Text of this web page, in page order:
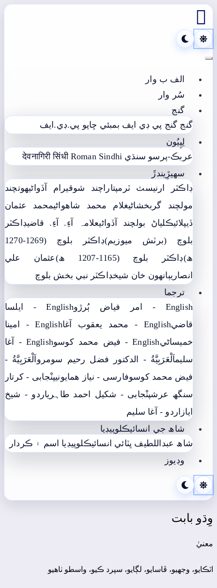

Toggle navigation
الف ب وار
سُر وار
گنج
گنج گنج پي ڊي ايف بمبئي ڇاپو پي.ڊي.ايف
لِپِيُون
عربڪ-پرسو سنڌي
देवनागिरी सिंधी Roman Sindhi
سھيڙِيندڙَ
ڊاڪٽر ارنيسٽ ٽرمپتاراچند شوقيرام آڏواڻيھوتچند
مولچند گربخشاڻيغلام محمد شاھواڻيمحمد عثمان
ڏيپلائيڪلياڻ بولچند آڏواڻيعلامہ آءِ. آءِ. قاضيڊاڪٽر
بلوچ (برٽش ميوزيم)
ڊاڪٽر بلوچ (1269-1270
ھ)ڊاڪٽر بلوچ (1165-1207 ھ)
عثمان علي
انصاريٻانهون خان شيخڊاڪٽر نبي بخش بلوچ
ترجما
English - امر فياض ٻُرڙو
English - ايلسا
قاضيEnglish - محمد يعقوب آغا
English - امينا
خميساڻيEnglish - فيض محمد کوسو
English - آغا
سليماَلْعَرَبِيَّةُ - الدکتور فضل رحیم سومرو اَلْعَرَبِيَّةُ -
فيض محمد کوسوفارسی - نياز ھمايونيپنْجابی - کرتار
سنگھ عرشپنْجابی - شکیل احمد طاہریاردو - شيخ
اياز اردو - آغا سليم
شاھ جي انسائيڪلوپيڊيا
شاھ عبداللطيف ڀٽائي انسائيڪلوپيڊيا اسم ۽ ڪردار
وڊيوز
وِڌو بابت
معنيٰ
اٽڪايو، وجهيو، ڦاسايو، لڳايو، سپرد ڪيو، واسطو ٺاھيو